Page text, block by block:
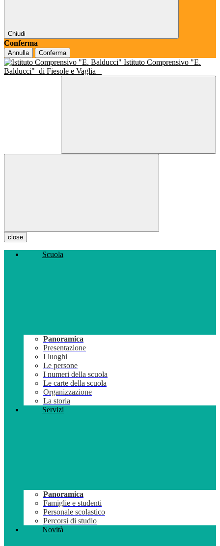
Chiudi
Conferma
Annulla Conferma
Istituto Comprensivo "E.
Balducci" di Fiesole e Vaglia
close
Scuola
Panoramica
Presentazione
I luoghi
Le persone
I numeri della scuola
Le carte della scuola
Organizzazione
La storia
Servizi
Panoramica
Famiglie e studenti
Personale scolastico
Percorsi di studio
Novità